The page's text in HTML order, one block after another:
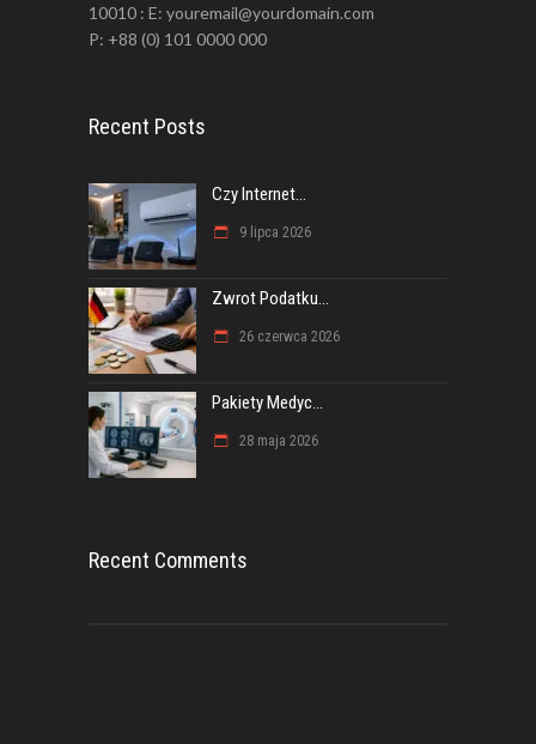
10010 : E: youremail@yourdomain.com
P: +88 (0) 101 0000 000
Recent Posts
Czy Internet...
9 lipca 2026
Zwrot Podatku...
26 czerwca 2026
Pakiety Medyc...
28 maja 2026
Recent Comments